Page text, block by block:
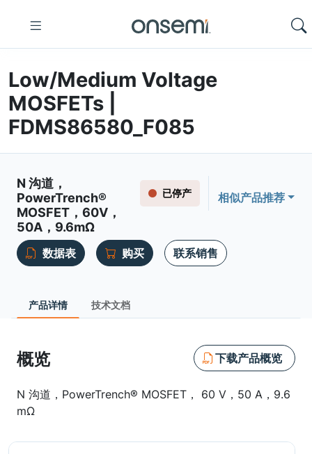
Low/Medium Voltage
MOSFETs |
FDMS86580_F085
N 沟道，
PowerTrench®
MOSFET，60V，
50A，9.6mΩ
已停产 相似产品推荐
数据表 购买 联系销售
产品详情 技术文档
概览 下载产品概览
N 沟道，PowerTrench® MOSFET， 60 V，50 A，9.6
mΩ